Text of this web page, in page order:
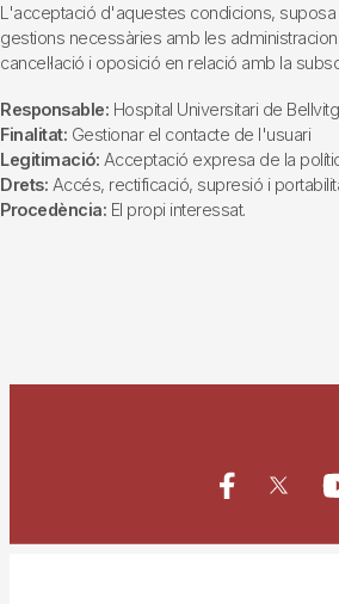
L'acceptació d'aquestes condicions,
gestions necessàries amb les
cancel·lació i oposició en relació amb la
Responsable: Hospital Universitari de
Finalitat: Gestionar el contacte de l'usuari
Legitimació: Acceptació expresa de la
Drets: Accés, rectificació, supresió i
Procedència: El propi interessat.